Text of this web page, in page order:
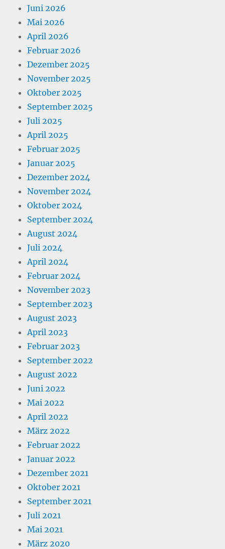
Juni 2026
Mai 2026
April 2026
Februar 2026
Dezember 2025
November 2025
Oktober 2025
September 2025
Juli 2025
April 2025
Februar 2025
Januar 2025
Dezember 2024
November 2024
Oktober 2024
September 2024
August 2024
Juli 2024
April 2024
Februar 2024
November 2023
September 2023
August 2023
April 2023
Februar 2023
September 2022
August 2022
Juni 2022
Mai 2022
April 2022
März 2022
Februar 2022
Januar 2022
Dezember 2021
Oktober 2021
September 2021
Juli 2021
Mai 2021
März 2020